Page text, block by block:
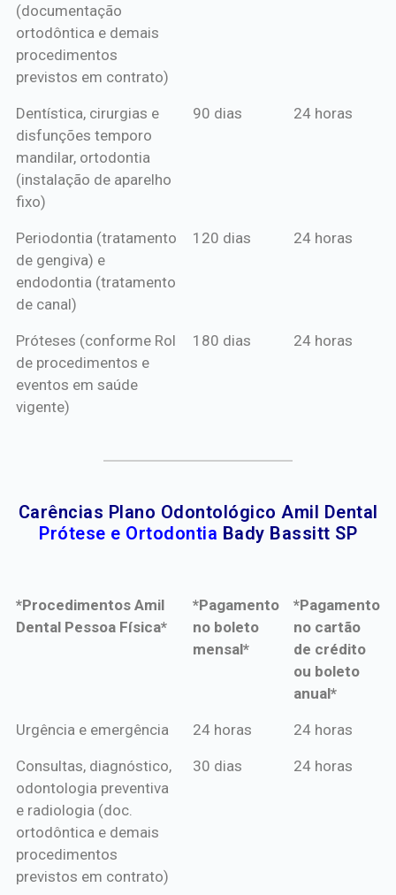
(documentação
ortodôntica e demais
procedimentos
previstos em contrato)
Dentística, cirurgias e
disfunções temporo
mandilar, ortodontia
(instalação de aparelho
fixo)
90 dias 24 horas
Periodontia (tratamento
de gengiva) e
endodontia (tratamento
de canal)
120 dias 24 horas
Próteses (conforme Rol
de procedimentos e
eventos em saúde
vigente)
180 dias 24 horas
Carências Plano Odontológico Amil Dental
Prótese e Ortodontia Bady Bassitt SP
*Procedimentos Amil
Dental Pessoa Física*
*Pagamento
no boleto
mensal*
*Pagamento
no cartão
de crédito
ou boleto
anual*
*Procedimentos Amil
*Pagamento
mensal*
*Pagamento
de crédito
Urgência e emergência 24 horas 24 horas
Consultas, diagnóstico,
odontologia preventiva
e radiologia (doc.
ortodôntica e demais
procedimentos
previstos em contrato)
30 dias 24 horas